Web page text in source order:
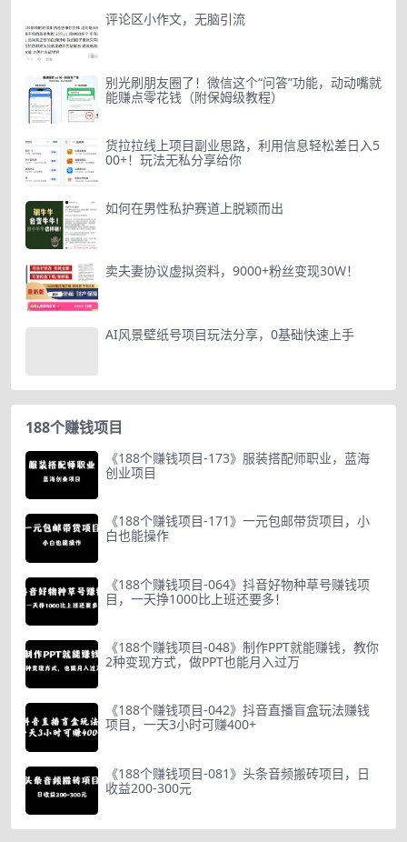
评论区小作文，无脑引流
别光刷朋友圈了！微信这个“问答”功能，动动嘴就
能赚点零花钱（附保姆级教程）
货拉拉线上项目副业思路，利用信息轻松差日入5
00+！玩法无私分享给你
如何在男性私护赛道上脱颖而出
卖夫妻协议虚拟资料，9000+粉丝变现30W！
AI风景壁纸号项目玩法分享，0基础快速上手
188个赚钱项目
《188个赚钱项目-173》服装搭配师职业，蓝海
创业项目
《188个赚钱项目-171》一元包邮带货项目，小
白也能操作
《188个赚钱项目-064》抖音好物种草号赚钱项
目，一天挣1000比上班还要多！
《188个赚钱项目-048》制作PPT就能赚钱，教你
2种变现方式，做PPT也能月入过万
《188个赚钱项目-042》抖音直播盲盒玩法赚钱
项目，一天3小时可赚400+
《188个赚钱项目-081》头条音频搬砖项目，日
收益200-300元